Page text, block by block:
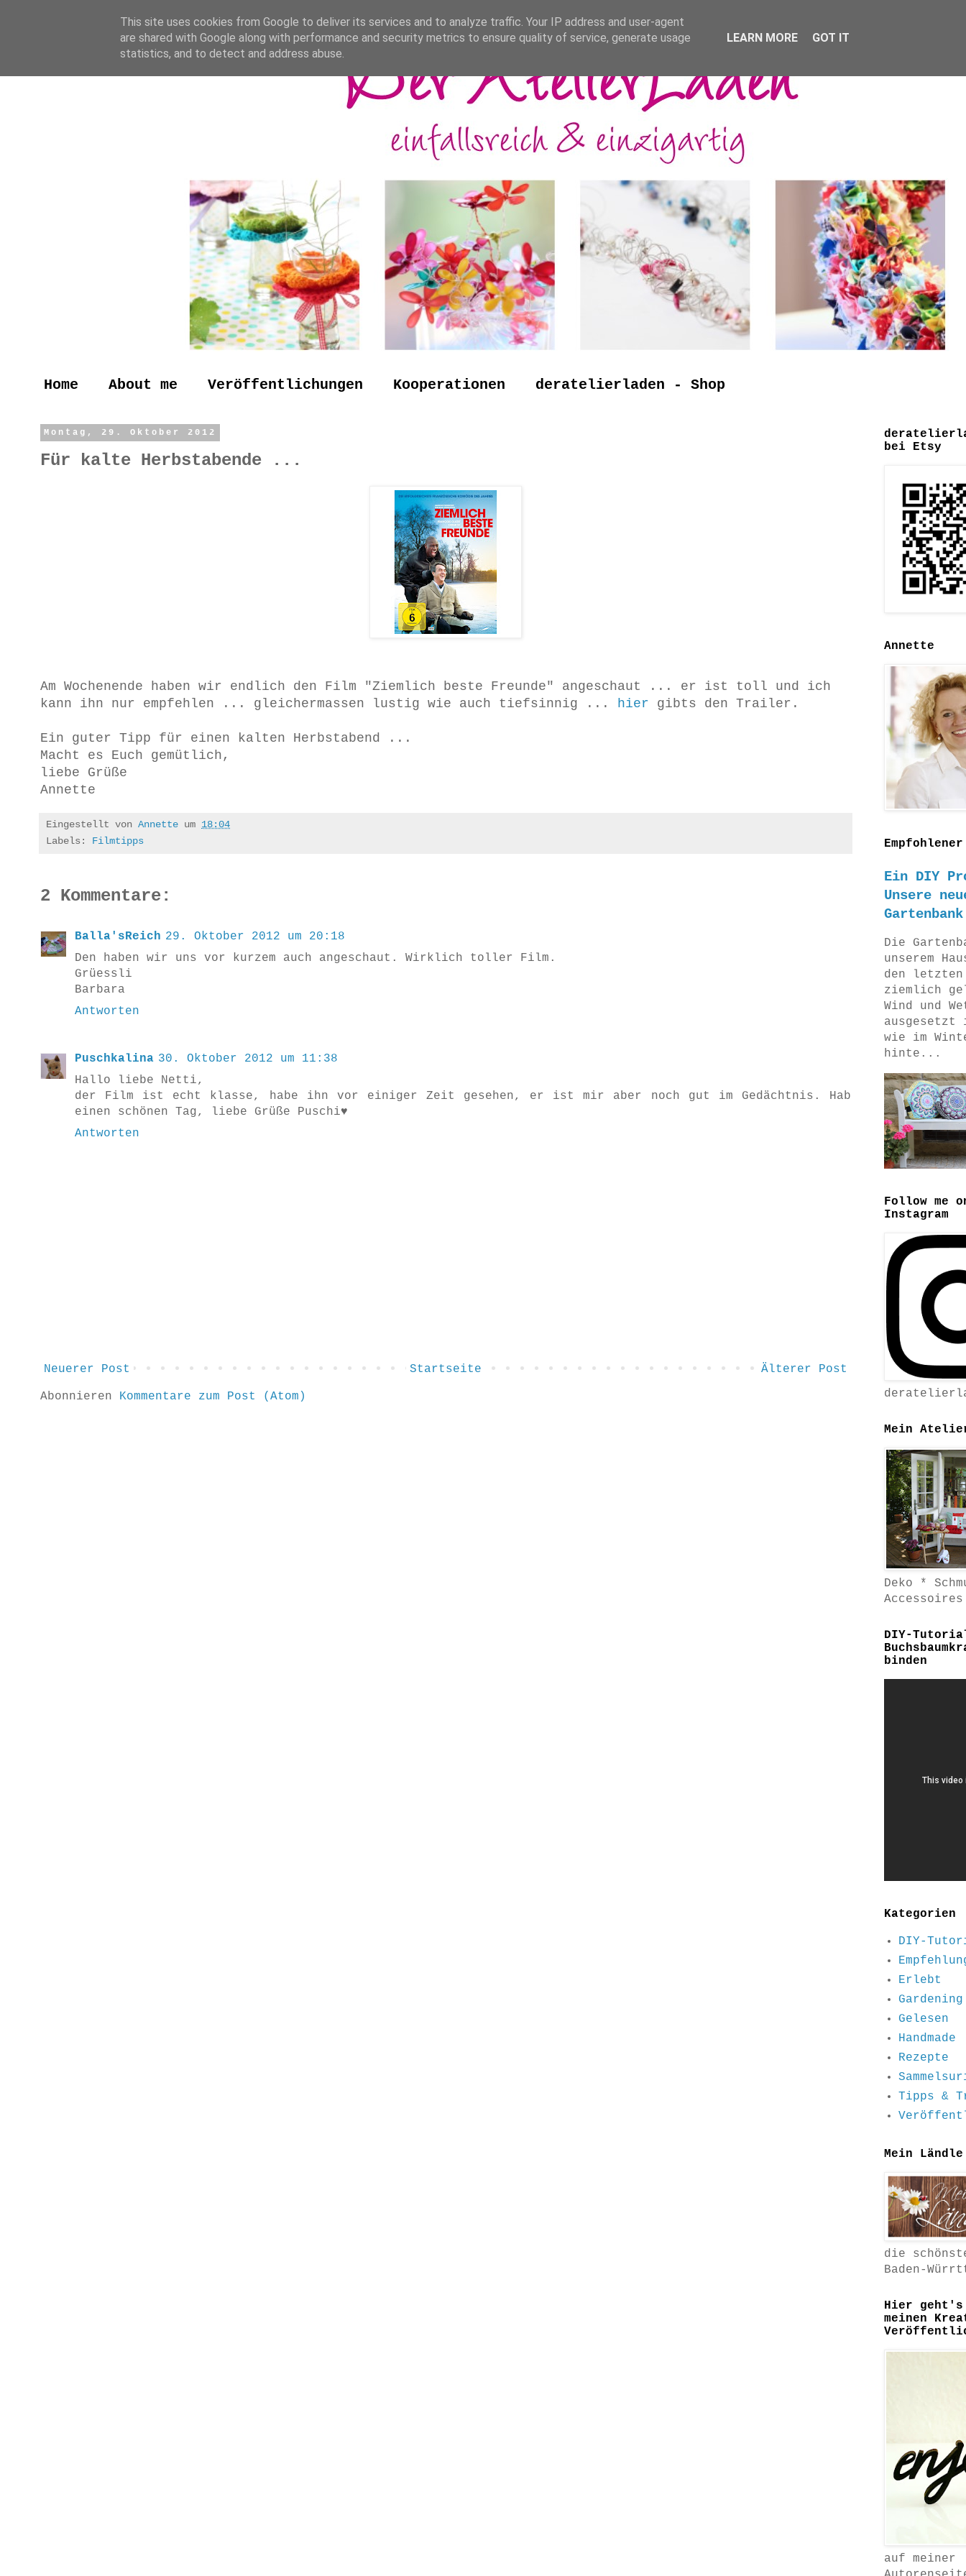
Home About me Veröffentlichungen Kooperationen deratelierladen - Shop
Montag, 29. Oktober 2012
Für kalte Herbstabende ...
Am Wochenende haben wir endlich den Film "Ziemlich beste Freunde" angeschaut ... er ist toll und ich
kann ihn nur empfehlen ... gleichermassen lustig wie auch tiefsinnig ...
hier gibts den Trailer.
Ein guter Tipp für einen kalten Herbstabend ...
Macht es Euch gemütlich,
liebe Grüße
Annette
Eingestellt von Annette um 18:04
Labels: Filmtipps
2 Kommentare:
Balla'sReich 29. Oktober 2012 um 20:18
Den haben wir uns vor kurzem auch angeschaut. Wirklich toller Film.
Grüessli
Barbara
Antworten
Puschkalina 30. Oktober 2012 um 11:38
Hallo liebe Netti,
der Film ist echt klasse, habe ihn vor einiger Zeit gesehen, er ist mir aber noch gut im Gedächtnis. Hab
einen schönen Tag, liebe Grüße Puschi♥
Antworten
Neuerer Post Älterer Post
Startseite
Abonnieren Kommentare zum Post (Atom)
bei Etsy
Annette
Ein DIY
Unsere
Die
unserem
den letzten
ziemlich
Wind und
ausgesetzt
wie im
hinte...
Follow me
Instagram
Mein
Deko *
Accessoires
DIY-
binden
Kategorien
DIY-
Erlebt
Gardening
Gelesen
Handmade
Rezepte
Tipps &
Mein Ländle
die
Baden-
Hier geht's
meinen
auf meiner
This site uses cookies from Google to deliver its services and to analyze traffic. Your IP address and user-agent
are shared with Google along with performance and security metrics to ensure quality of service, generate usage
statistics, and to detect and address abuse.
LEARN MORE GOT IT